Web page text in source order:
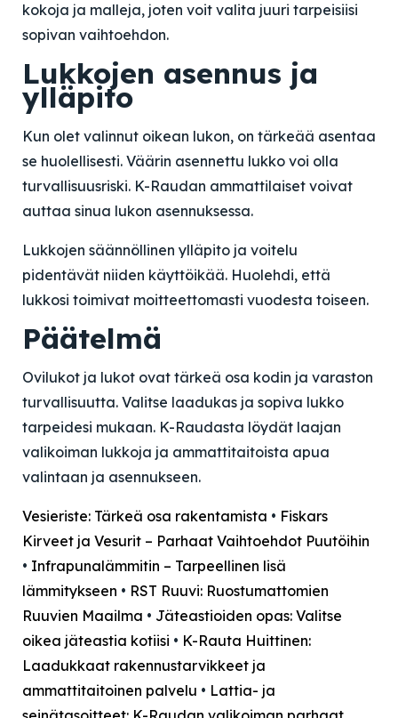
kokoja ja malleja, joten voit valita juuri tarpeisiisi
sopivan vaihtoehdon.
Lukkojen asennus ja
ylläpito
Kun olet valinnut oikean lukon, on tärkeää asentaa
se huolellisesti. Väärin asennettu lukko voi olla
turvallisuusriski. K-Raudan ammattilaiset voivat
auttaa sinua lukon asennuksessa.
Lukkojen säännöllinen ylläpito ja voitelu
pidentävät niiden käyttöikää. Huolehdi, että
lukkosi toimivat moitteettomasti vuodesta toiseen.
Päätelmä
Ovilukot ja lukot ovat tärkeä osa kodin ja varaston
turvallisuutta. Valitse laadukas ja sopiva lukko
tarpeidesi mukaan. K-Raudasta löydät laajan
valikoiman lukkoja ja ammattitaitoista apua
valintaan ja asennukseen.
Vesieriste: Tärkeä osa rakentamista • Fiskars
Kirveet ja Vesurit – Parhaat Vaihtoehdot Puutöihin
• Infrapunalämmitin – Tarpeellinen lisä
lämmitykseen • RST Ruuvi: Ruostumattomien
Ruuvien Maailma • Jäteastioiden opas: Valitse
oikea jäteastia kotiisi • K-Rauta Huittinen:
Laadukkaat rakennustarvikkeet ja
ammattitaitoinen palvelu • Lattia- ja